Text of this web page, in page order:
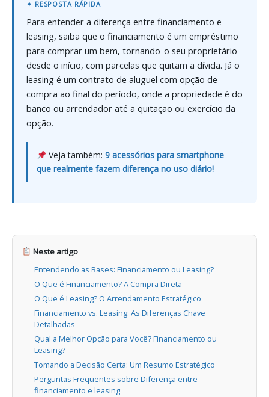
Para entender a diferença entre financiamento e
leasing, saiba que o financiamento é um empréstimo
para comprar um bem, tornando-o seu proprietário
desde o início, com parcelas que quitam a dívida. Já o
leasing é um contrato de aluguel com opção de
compra ao final do período, onde a propriedade é do
banco ou arrendador até a quitação ou exercício da
opção.
Veja também: 9 acessórios para smartphone
que realmente fazem diferença no uso diário!
Neste artigo
Entendendo as Bases: Financiamento ou Leasing?
O Que é Financiamento? A Compra Direta
O Que é Leasing? O Arrendamento Estratégico
Financiamento vs. Leasing: As Diferenças Chave
Detalhadas
Qual a Melhor Opção para Você? Financiamento ou
Leasing?
Tomando a Decisão Certa: Um Resumo Estratégico
Perguntas Frequentes sobre Diferença entre
financiamento e leasing